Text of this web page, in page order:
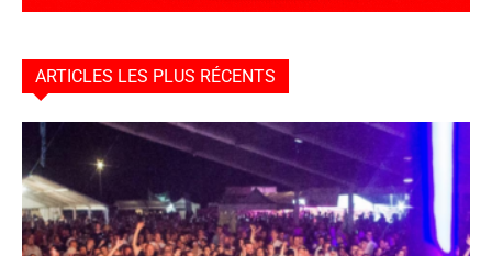
ARTICLES LES PLUS RÉCENTS